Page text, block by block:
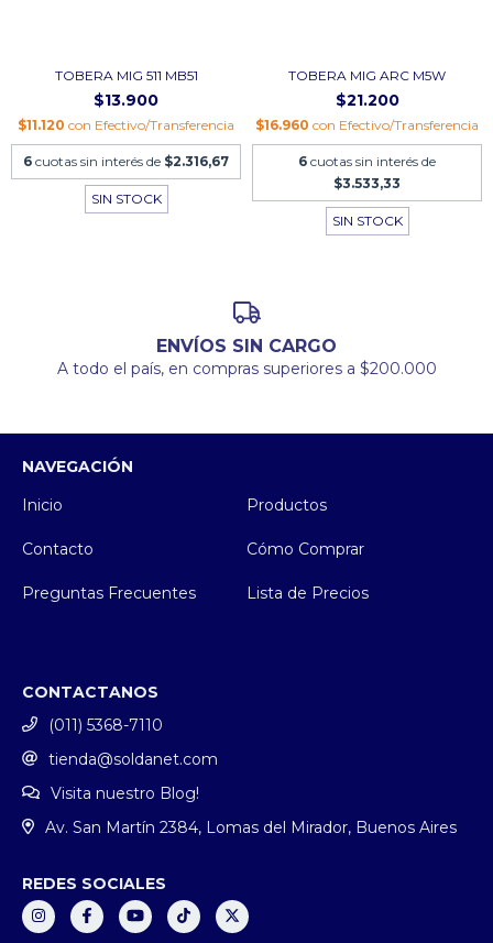
TOBERA MIG 511 MB51
$13.900
$11.120 con Efectivo/Transferencia
6 cuotas sin interés de $2.316,67
SIN STOCK
TOBERA MIG ARC M5W
$21.200
$16.960 con Efectivo/Transferencia
6 cuotas sin interés de
$3.533,33
SIN STOCK
ENVÍOS SIN CARGO
A todo el país, en compras superiores a $200.000
NAVEGACIÓN
Inicio
Productos
Contacto Cómo Comprar
Preguntas Frecuentes Lista de Precios
CONTACTANOS
(011) 5368-7110
tienda@soldanet.com
Visita nuestro Blog!
Av. San Martín 2384, Lomas del Mirador, Buenos Aires
REDES SOCIALES